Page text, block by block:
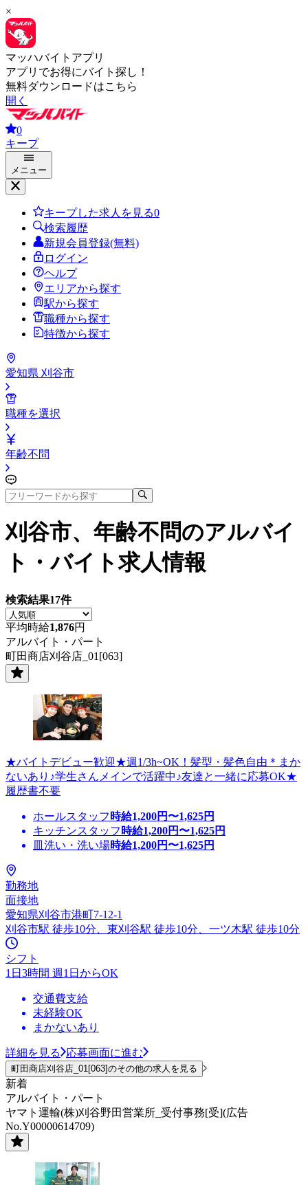
×
マッハバイトアプリ
アプリでお得にバイト探し！
無料ダウンロードはこちら
開く
0
キープ
メニュー
キープした求人を見る0
検索履歴
新規会員登録(無料)
ログイン
ヘルプ
エリアから探す
駅から探す
職種から探す
特徴から探す
愛知県 刈谷市
職種を選択
年齢不問
刈谷市、年齢不問のアルバイ
ト・バイト求人情報
検索結果17件
平均時給1,876円
アルバイト・パート
町田商店刈谷店_01[063]
★バイトデビュー歓迎★週1/3h~OK！髪型・髪色自由＊まか
ないあり♪学生さんメインで活躍中♪友達と一緒に応募OK★
履歴書不要
ホールスタッフ 時給1,200円〜1,625円
キッチンスタッフ 時給1,200円〜1,625円
皿洗い・洗い場時給1,200円〜1,625円
勤務地
面接地
愛知県刈谷市港町7-12-1
刈谷市駅 徒歩10分、東刈谷駅 徒歩10分、一ツ木駅 徒歩10分
シフト
1日3時間 週1日からOK
交通費支給
未経験OK
まかないあり
詳細を見る 応募画面に進む
町田商店刈谷店_01[063]のその他の求人を見る
新着
アルバイト・パート
ヤマト運輸(株)刈谷野田営業所_受付事務[受](広告
No.Y00000614709)